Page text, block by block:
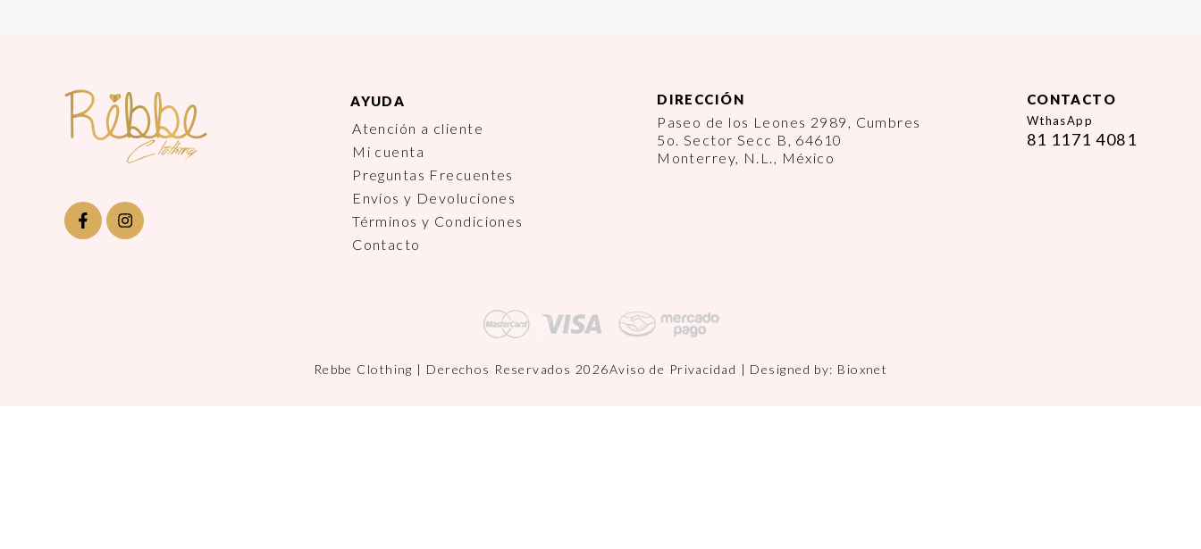
AYUDA
Atención a cliente
Mi cuenta
Preguntas Frecuentes
Envíos y Devoluciones
Términos y Condiciones
Contacto
DIRECCIÓN
Paseo de los Leones 2989, Cumbres
5o. Sector Secc B, 64610
Monterrey, N.L., México
CONTACTO
WthasApp
81 1171 4081
Rebbe Clothing | Derechos Reservados 2026Aviso de Privacidad | Designed by: Bioxnet